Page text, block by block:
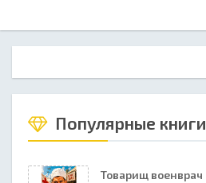
Популярные книги
Товарищ военврач